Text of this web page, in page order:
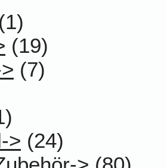
(19)
(7)
> (24)